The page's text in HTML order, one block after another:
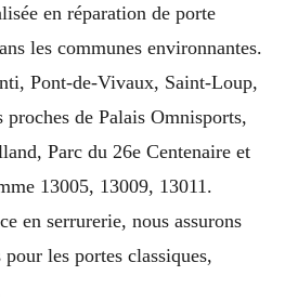
en réparation de porte
les communes environnantes.
Pont-de-Vivaux, Saint-Loup,
de Palais Omnisports,
Parc du 26e Centenaire et
13005, 13009, 13011.
en serrurerie, nous assurons
les portes classiques,